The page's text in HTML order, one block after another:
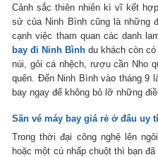
Cảnh sắc thiên nhiên kì vĩ kết
sử của Ninh Bình cũng là những
cạnh việc tham quan các danh
bay đi Ninh Bình du khách còn
núi, gỏi cá nhệch, rượu cần Nho
quên. Đến Ninh Bình vào tháng 9
bay ngay để không bỏ lỡ những
Săn vé máy bay giá rẻ ở đâu uy
Trong thời đại công nghệ lên
hoặc một cú nhấp chuột thì bạn